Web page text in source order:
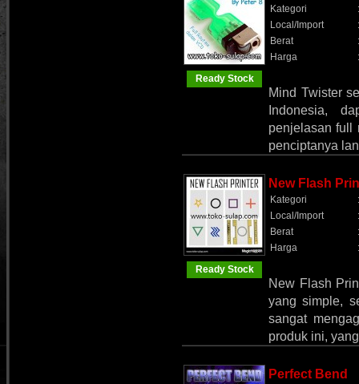
Ready Stock
Kategori
:
Local/Import
:
Berat
:
Harga
:
Mind Twister
Indonesia,
penjelasan full
penciptanya
Ready Stock
New Flash
Kategori
:
Local/Import
:
Berat
:
Harga
:
New Flash
yang simple,
sangat
produk ini,
Perfect Bend